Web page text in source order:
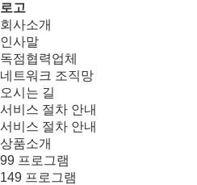
로고
회사소개
인사말
독점협력업체
네트워크 조직망
오시는 길
서비스 절차 안내
서비스 절차 안내
상품소개
99 프로그램
149 프로그램